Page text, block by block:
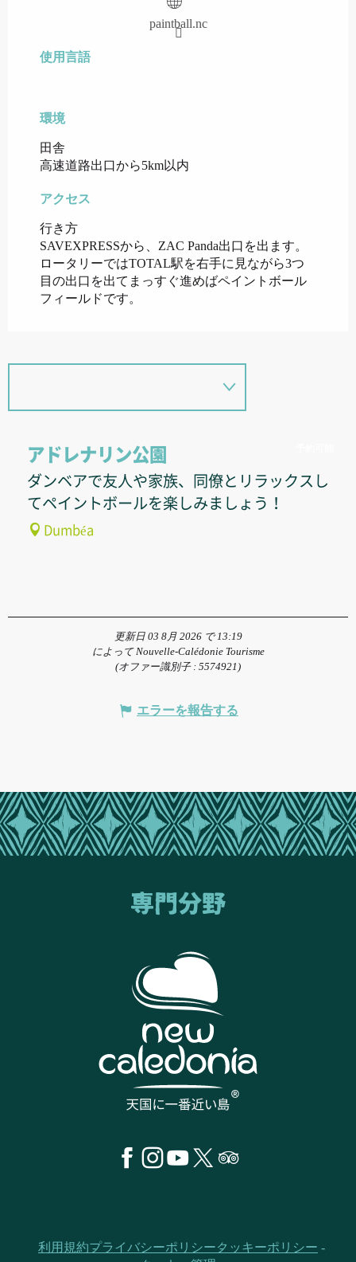
paintball.nc
使用言語
使用言語
環境
環境
田舎
高速道路出口から5km以内
アクセス
アクセス
行き方
SAVEXPRESSから、ZAC Panda出口を出ます。
ロータリーではTOTAL駅を右手に見ながら3つ
目の出口を出てまっすぐ進めばペイントボール
フィールドです。
アドレナリン公園
ダンベアで友人や家族、同僚とリラックスし
てペイントボールを楽しみましょう！
Dumbéa
更新日 03 8月 2026 で 13:19
によって Nouvelle-Calédonie Tourisme
(オファー識別子 : 5574921 )
エラーを報告する
専門分野
利用規約プライバシーポリシークッキーポリシー